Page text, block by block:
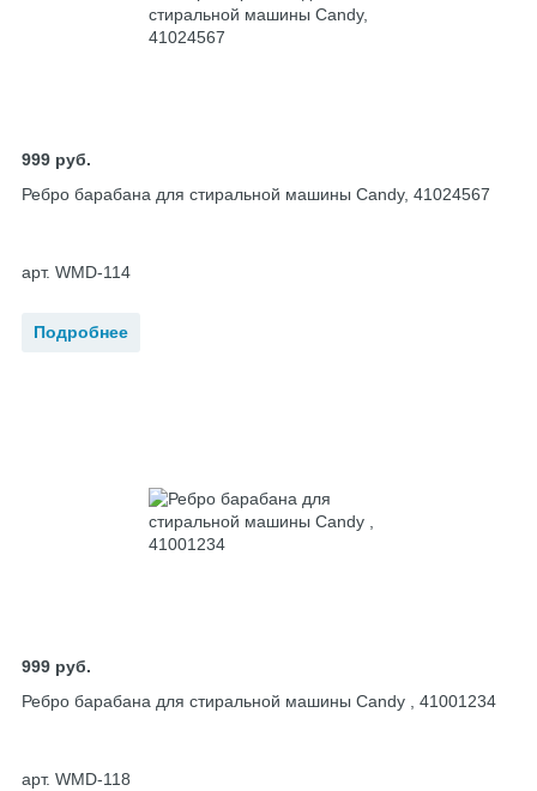
999 руб.
Ребро барабана для стиральной машины Candy, 41024567
арт. WMD-114
Подробнее
999 руб.
Ребро барабана для стиральной машины Candy , 41001234
арт. WMD-118